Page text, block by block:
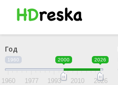
Год
1960 2000 2026
1960 1977 1993 2010 2026